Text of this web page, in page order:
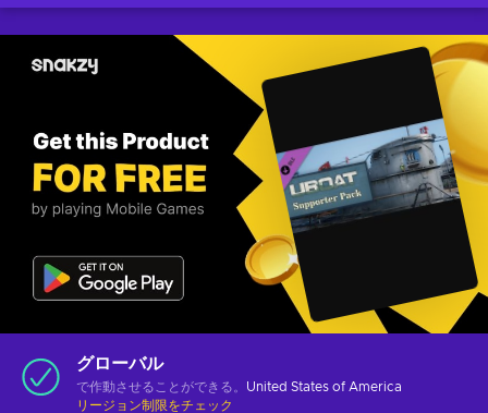
グローバル
で作動させることができる。 United States of America
リージョン制限をチェック